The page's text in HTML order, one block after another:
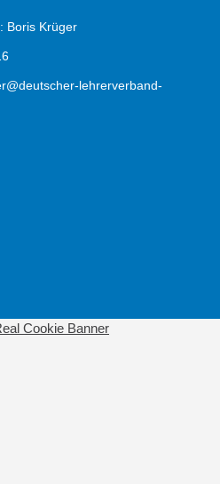
Boris Krüger
lehrerverband-
Cookie Banner